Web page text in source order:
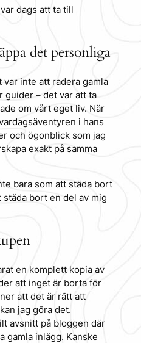
dags att ta till
det personliga
inte att radera gamla
guider – det var att ta
om vårt eget liv. När
i hans
och ögonblick som jag
exakt på samma
bara som att städa bort
städa bort en del av mig
en komplett kopia av
att inget är borta för
att det är rätt att
jag göra det.
avsnitt på bloggen där
gamla inlägg. Kanske